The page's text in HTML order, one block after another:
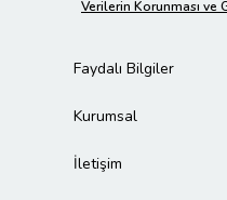
Verilerin Korunması ve
Faydalı Bilgiler
Kurumsal
İletişim